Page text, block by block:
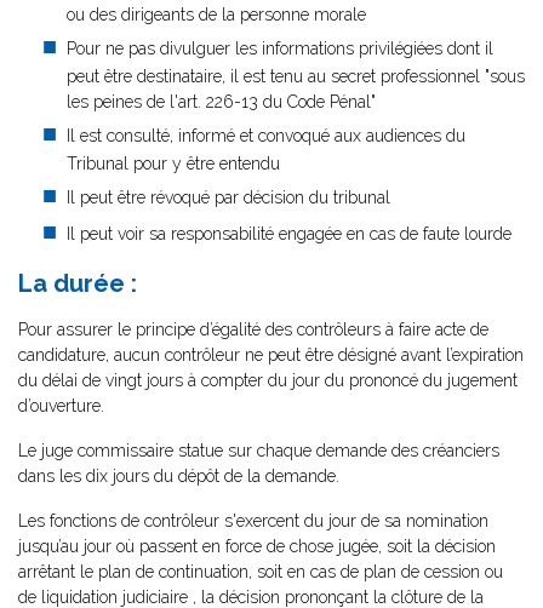
ou des dirigeants de la personne morale
Pour ne pas divulguer les informations privilégiées dont il
peut être destinataire, il est tenu au secret professionnel "sous
les peines de l'art. 226-13 du Code Pénal"
Il est consulté, informé et convoqué aux audiences du
Tribunal pour y être entendu
Il peut être révoqué par décision du tribunal
Il peut voir sa responsabilité engagée en cas de faute lourde
La durée :
Pour assurer le principe d’égalité des contrôleurs à faire acte de
candidature, aucun contrôleur ne peut être désigné avant l’expiration
du délai de vingt jours à compter du jour du prononcé du jugement
d’ouverture.
Le juge commissaire statue sur chaque demande des créanciers
dans les dix jours du dépôt de la demande.
Les fonctions de contrôleur s'exercent du jour de sa nomination
jusqu’au jour où passent en force de chose jugée, soit la décision
arrêtant le plan de continuation, soit en cas de plan de cession ou
de liquidation judiciaire , la décision prononçant la clôture de la